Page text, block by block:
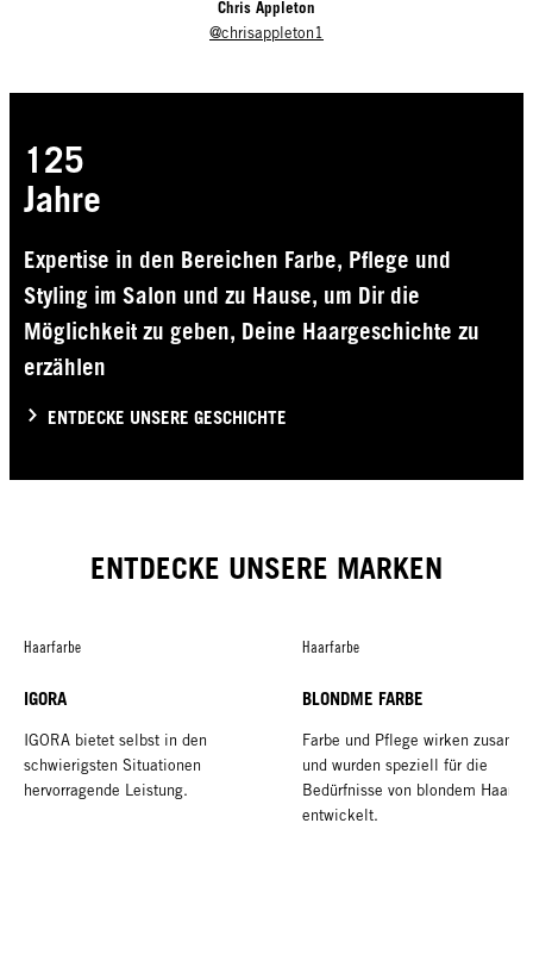
Chris Appleton
@chrisappleton1
125
Jahre
Expertise in den Bereichen Farbe, Pflege und
Styling im Salon und zu Hause, um Dir die
Möglichkeit zu geben, Deine Haargeschichte zu
erzählen
ENTDECKE UNSERE GESCHICHTE
ENTDECKE UNSERE MARKEN
Haarfarbe
IGORA
IGORA bietet selbst in den
schwierigsten Situationen
hervorragende Leistung.
Haarfarbe
BLONDME FARBE
Farbe und Pflege wirken
und wurden speziell für die
Bedürfnisse von blondem Haar
entwickelt.